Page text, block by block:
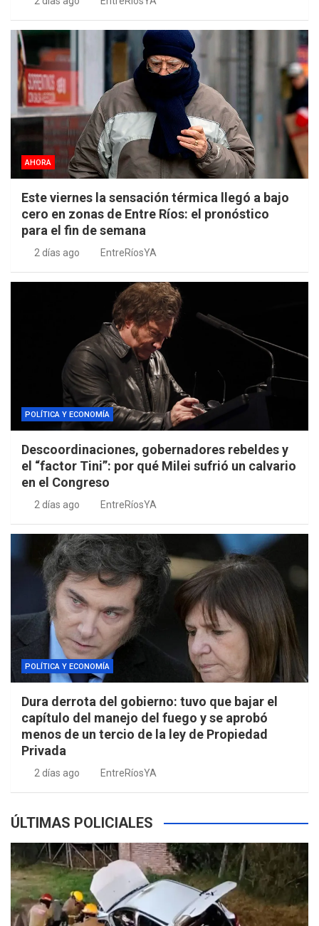
AHORA
Este viernes la sensación térmica llegó a bajo
cero en zonas de Entre Ríos: el pronóstico
para el fin de semana
2 días ago EntreRíosYA
POLÍTICA Y ECONOMÍA
Descoordinaciones, gobernadores rebeldes y
el “factor Tini”: por qué Milei sufrió un calvario
en el Congreso
2 días ago EntreRíosYA
POLÍTICA Y ECONOMÍA
Dura derrota del gobierno: tuvo que bajar el
capítulo del manejo del fuego y se aprobó
menos de un tercio de la ley de Propiedad
Privada
2 días ago EntreRíosYA
ÚLTIMAS POLICIALES